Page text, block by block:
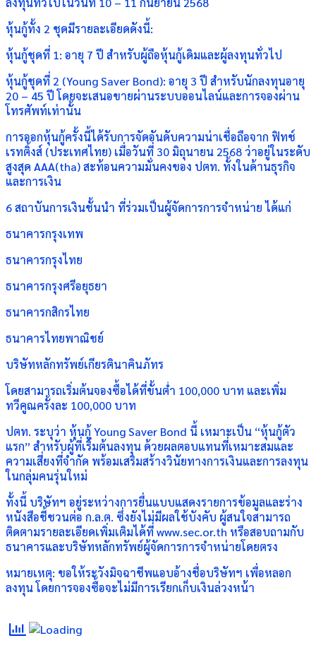
หุ้นกู้ทั้ง 2 ชุดมีรายละเอียดดังนี้:
หุ้นกู้ชุดที่ 1: อายุ 7 ปี สำหรับผู้ถือหุ้นกู้เดิมและผู้ลงทุนทั่วไป
หุ้นกู้ชุดที่ 2 (Young Saver Bond): อายุ 3 ปี สำหรับนักลงทุนอายุ
20 – 45 ปี โดยจะเสนอขายผ่านระบบออนไลน์และการจองผ่าน
โทรศัพท์เท่านั้น
การออกหุ้นกู้ครั้งนี้ได้รับการจัดอันดับความน่าเชื่อถือจาก ฟิทช์
เรทติ้งส์ (ประเทศไทย) เมื่อวันที่ 30 มิถุนายน 2568 ว่าอยู่ในระดับ
สูงสุด AAA(tha) สะท้อนความมั่นคงของ ปตท. ทั้งในด้านธุรกิจ
และการเงิน
6 สถาบันการเงินชั้นนำ ที่ร่วมเป็นผู้จัดการการจำหน่าย ได้แก่
ธนาคารกรุงเทพ
ธนาคารกรุงไทย
ธนาคารกรุงศรีอยุธยา
ธนาคารกสิกรไทย
ธนาคารไทยพาณิชย์
บริษัทหลักทรัพย์เกียรตินาคินภัทร
โดยสามารถเริ่มต้นจองซื้อได้ที่ขั้นต่ำ 100,000 บาท และเพิ่ม
ทวีคูณครั้งละ 100,000 บาท
ปตท. ระบุว่า หุ้นกู้ Young Saver Bond นี้ เหมาะเป็น “หุ้นกู้ตัว
แรก” สำหรับผู้ที่เริ่มต้นลงทุน ด้วยผลตอบแทนที่เหมาะสมและ
ความเสี่ยงที่จำกัด พร้อมเสริมสร้างวินัยทางการเงินและการลงทุน
ในกลุ่มคนรุ่นใหม่
ทั้งนี้ บริษัทฯ อยู่ระหว่างการยื่นแบบแสดงรายการข้อมูลและร่าง
หนังสือชี้ชวนต่อ ก.ล.ต. ซึ่งยังไม่มีผลใช้บังคับ ผู้สนใจสามารถ
ติดตามรายละเอียดเพิ่มเติมได้ที่ www.sec.or.th หรือสอบถามกับ
ธนาคารและบริษัทหลักทรัพย์ผู้จัดการการจำหน่ายโดยตรง
หมายเหตุ: ขอให้ระวังมิจฉาชีพแอบอ้างชื่อบริษัทฯ เพื่อหลอก
ลงทุน โดยการจองซื้อจะไม่มีการเรียกเก็บเงินล่วงหน้า